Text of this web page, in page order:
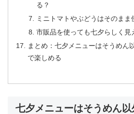
る？
ミニトマトやぶどうはそのまま
市販品を使っても七夕らしく見
まとめ：七夕メニューはそうめん
で楽しめる
七夕メニューはそうめん